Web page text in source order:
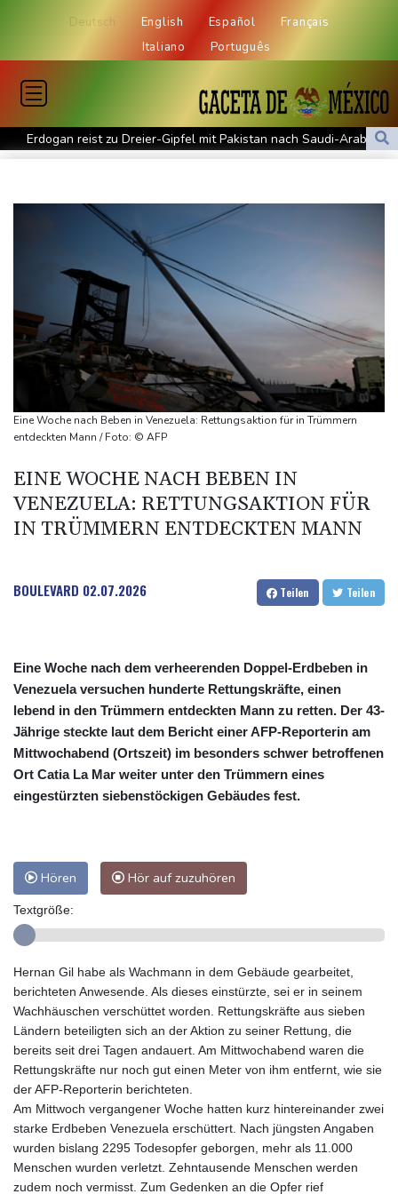
Deutsch English Español
Français
Italiano
Português
Erdogan reist zu Dreier-Gipfel mit Pakistan nach Saudi-Arabien
58 Soldaten im Jemen bei Huthi-Angriffen getötet - Regierung
UEFA hält an FIFA-Boykott fest - CAF hält zu Infantino
Jemen: 38 Soldaten bei Huthi-Angriffen getötet - Regierung
kündigt Vergeltung an
Mindestens zwei Tote bei Bombenexplosion in Kleinbus nahe
Damaskus
Real Madrid verlängert mit Vinicius Jr. bis 2032
Schwimm-EM: Eikermann und Rösler gewinnen Silber und Bronze
Syrische Staatsmedien: Bombe in Kleinbus nahe Damaskus
explodiert
Bundesanwaltschaft übernimmt Ermittlungen zu Sprengstoff-
42,2 Grad: Allzeit-Hitzerekord in der Slowakei nach nur einem
Tag gebrochen
Eine Woche nach Beben in Venezuela: Rettungsaktion für in Trümmern
entdeckten Mann / Foto: © AFP
EINE WOCHE NACH BEBEN IN
VENEZUELA: RETTUNGSAKTION FÜR
IN TRÜMMERN ENTDECKTEN MANN
BOULEVARD 02.07.2026 Teilen Teilen
Eine Woche nach dem verheerenden Doppel-Erdbeben in
Venezuela versuchen hunderte Rettungskräfte, einen
lebend in den Trümmern entdeckten Mann zu retten. Der 43-
Jährige steckte laut dem Bericht einer AFP-Reporterin am
Mittwochabend (Ortszeit) im besonders schwer betroffenen
Ort Catia La Mar weiter unter den Trümmern eines
eingestürzten siebenstöckigen Gebäudes fest.
Hören Hör auf zuzuhören
Textgröße:
Hernan Gil habe als Wachmann in dem Gebäude gearbeitet,
berichteten Anwesende. Als dieses einstürzte, sei er in seinem
Wachhäuschen verschüttet worden. Rettungskräfte aus sieben
Ländern beteiligten sich an der Aktion zu seiner Rettung, die
bereits seit drei Tagen andauert. Am Mittwochabend waren die
Rettungskräfte nur noch gut einen Meter von ihm entfernt, wie sie
der AFP-Reporterin berichteten.
Am Mittwoch vergangener Woche hatten kurz hintereinander zwei
starke Erdbeben Venezuela erschüttert. Nach jüngsten Angaben
wurden bislang 2295 Todesopfer geborgen, mehr als 11.000
Menschen wurden verletzt. Zehntausende Menschen werden
zudem noch vermisst. Zum Gedenken an die Opfer rief